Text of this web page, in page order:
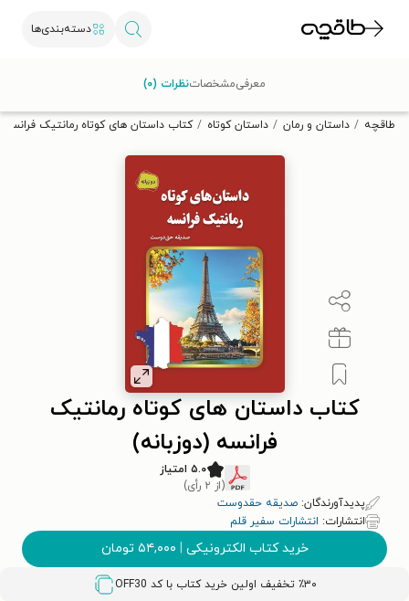
دسته‌بندی‌ها
تخفیف از طاقچه دریافت کن.
طاقچه داستان و رمان داستان کوتاه کتاب داستان های کوتاه رمانتیک فرانسه
کتاب داستان های کوتاه رمانتیک
فرانسه (دوزبانه)
۵.۰ امتیاز
(از ۲ رأی)
پدیدآورندگان: صدیقه حقدوست
انتشارات: انتشارات سفیر قلم
خرید کتاب الکترونیکی | ۵۴,۰۰۰ تومان
٪۳۰ تخفیف اولین خرید کتاب با کد OFF30
معرفیمشخصاتنظرات (۰)